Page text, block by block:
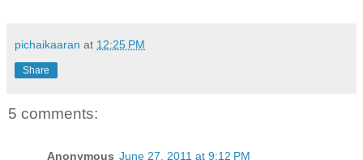
pichaikaaran at 12:25 PM
Share
5 comments:
Anonymous June 27, 2011 at 9:12 PM